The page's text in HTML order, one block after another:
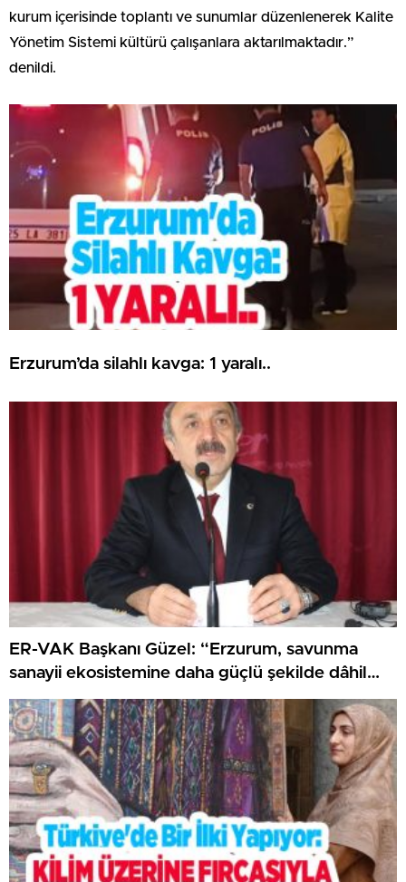
kurum içerisinde toplantı ve sunumlar düzenlenerek Kalite
Yönetim Sistemi kültürü çalışanlara aktarılmaktadır.”
denildi.
Erzurum’da silahlı kavga: 1 yaralı..
ER-VAK Başkanı Güzel: “Erzurum, savunma
sanayii ekosistemine daha güçlü şekilde dâhil
edilmeli”..